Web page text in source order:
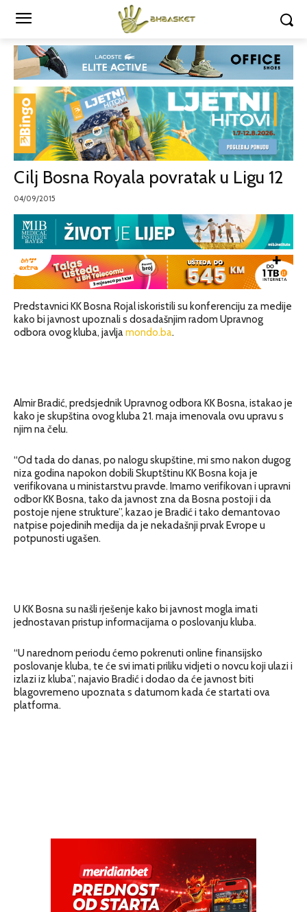
Cilj Bosna Royala povratak u Ligu 12
04/09/2015
Predstavnici KK Bosna Rojal iskoristili su konferenciju za medije
kako bi javnost upoznali s dosadašnjim radom Upravnog
odbora ovog kluba, javljamondo.ba.
Almir Bradić, predsjednik Upravnog odbora KK Bosna, istakao je
kako je skupština ovog kluba 21. maja imenovala ovu upravu s
njim na čelu.
“Od tada do danas, po nalogu skupštine, mi smo nakon dugog
niza godina napokon dobili Skuptštinu KK Bosna koja je
verifikovana u ministarstvu pravde. Imamo verifikovan i upravni
odbor KK Bosna, tako da javnost zna da Bosna postoji i da
postoje njene strukture”, kazao je Bradić i tako demantovao
natpise pojedinih medija da je nekadašnji prvak Evrope u
potpunosti ugašen.
U KK Bosna su našli rješenje kako bi javnost mogla imati
jednostavan pristup informacijama o poslovanju kluba.
“U narednom periodu ćemo pokrenuti online finansijsko
poslovanje kluba, te će svi imati priliku vidjeti o novcu koji ulazi i
izlazi iz kluba”, najavio Bradić i dodao da će javnost biti
blagovremeno upoznata s datumom kada će startati ova
platforma.